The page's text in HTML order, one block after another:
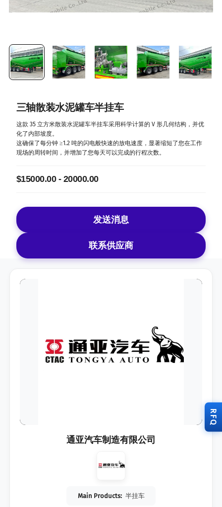
三轴散装水泥罐车半挂车
这款 35 立方米散装水泥罐车半挂车采用科学计算的 V 形几何结构，并优
化了内部坡度。
这确保了每分钟 ≥1.2 吨的闪电般快速的放电速度，显著缩短了您在工作
现场的周转时间，并增加了您每天可以完成的行程次数。
$15000.00 - 20000.00
发送消息
联系供应商
通亚汽车制造有限公司
Main Products: 半挂车
RFQ